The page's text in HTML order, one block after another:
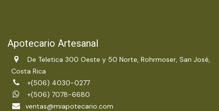
Apotecario Artesanal
De Teletica 300 Oeste y 50 Norte, Rohrmoser, San José,
Costa Rica
+(506) 4030-0277
+(506) 7078-6680
ventas@miapotecario.com